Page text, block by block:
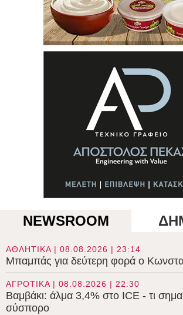
NEWSROOM
ΑΘΛΗΤΙΚΑ | 08.08.2026 | 23:14
Μπαμπάς για δεύτερη φορά ο
ΑΓΡΟΤΙΚΑ | 08.08.2026 | 22:30
Βαμβάκι: άλμα 3,4% στο ICE - τι
σύσπορο